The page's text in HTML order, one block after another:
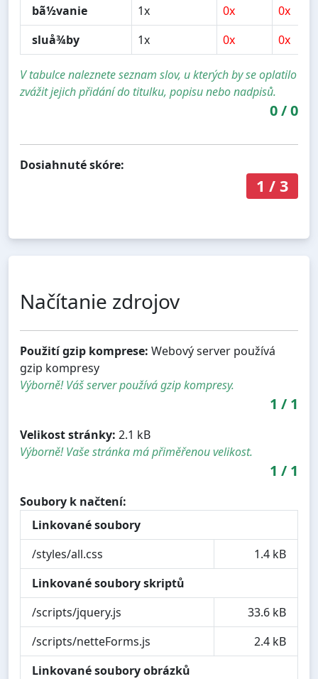
bã½vanie
1x 0x
0x
sluå¾by
1x 0x 0x
V tabulce naleznete seznam slov, u kterých by se oplatilo
zvážit jejich přidání do titulku, popisu nebo nadpisů.
0/0
Dosiahnuté skóre:
1 / 3
Načítanie zdrojov
Použití gzip komprese: Webový server používá
gzip kompresy
Výborně! Váš server používá gzip kompresy.
1 / 1
Velikost stránky: 2.1 kB
Výborně! Vaše stránka má přiměřenou velikost.
1 / 1
Soubory k načtení:
Linkované soubory
/styles/all.css
1.4 kB
Linkované soubory skriptů
/scripts/jquery.js
33.6 kB
/scripts/netteForms.js
2.4 kB
Linkované soubory obrázků